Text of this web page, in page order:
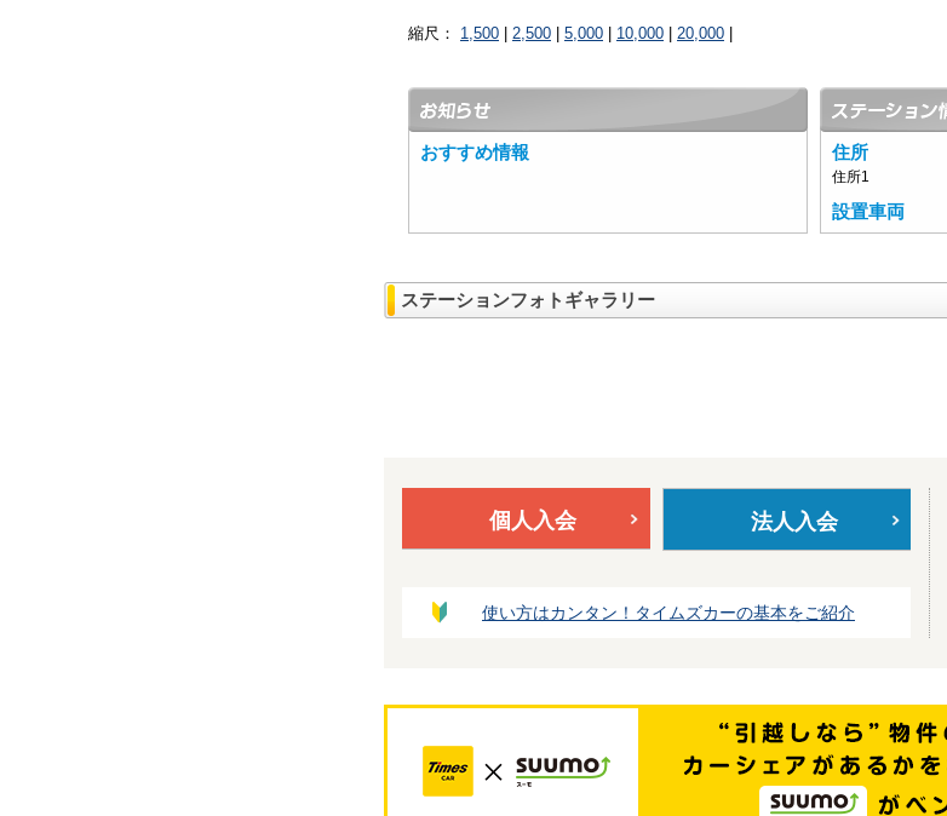
縮尺： 1,500 2,500 5,000 10,000 20,000
おすすめ情報 住所
住所1
設置車両
ステーションフォトギャラリー
個人入会 法人入会
使い方はカンタン！タイムズカーの基本をご紹介